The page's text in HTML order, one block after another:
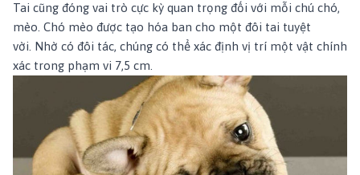
Tai cũng đóng vai trò cực kỳ quan trọng đối với mỗi chú chó,
mèo. Chó mèo được tạo hóa ban cho một đôi tai tuyệt
vời. Nhờ có đôi tác, chúng có thể xác định vị trí một vật chính
xác trong phạm vi 7,5 cm.